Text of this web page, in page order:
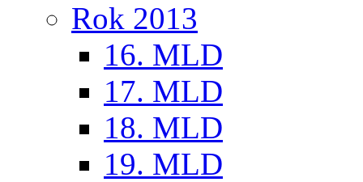
Rok 2013
16. MLD
17. MLD
18. MLD
19. MLD